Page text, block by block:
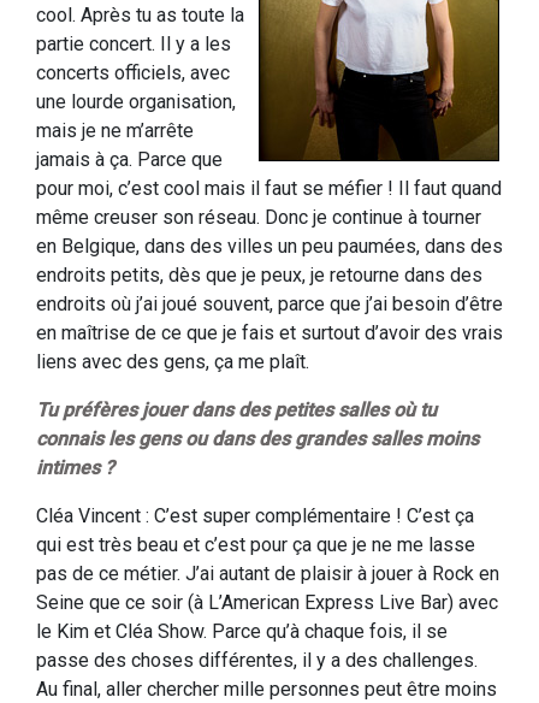
cool. Après tu as toute la
partie concert. Il y a les
concerts officiels, avec
une lourde organisation,
mais je ne m’arrête
jamais à ça. Parce que
pour moi, c’est cool mais il faut se méfier ! Il faut quand
même creuser son réseau. Donc je continue à tourner
en Belgique, dans des villes un peu paumées, dans des
endroits petits, dès que je peux, je retourne dans des
endroits où j’ai joué souvent, parce que j’ai besoin d’être
en maîtrise de ce que je fais et surtout d’avoir des vrais
liens avec des gens, ça me plaît.
Tu préfères jouer dans des petites salles où tu
connais les gens ou dans des grandes salles moins
intimes ?
Cléa Vincent : C’est super complémentaire ! C’est ça
qui est très beau et c’est pour ça que je ne me lasse
pas de ce métier. J’ai autant de plaisir à jouer à Rock en
Seine que ce soir (à L’American Express Live Bar) avec
le Kim et Cléa Show. Parce qu’à chaque fois, il se
passe des choses différentes, il y a des challenges.
Au final, aller chercher mille personnes peut être moins